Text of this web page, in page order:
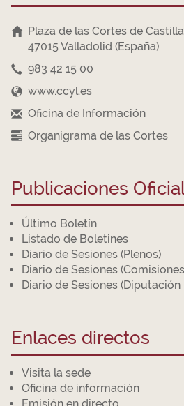
Plaza de las Cortes de Castilla
47015 Valladolid (España)
983 42 15 00
www.ccyl.es
Oficina de Información
Organigrama de las Cortes
Publicaciones
Último Boletín
Listado de Boletines
Diario de Sesiones (Plenos)
Diario de Sesiones
Diario de Sesiones (Diputación
Enlaces directos
Visita la sede
Oficina de información